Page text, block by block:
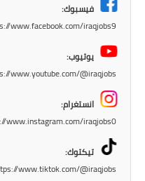
فيسبوك:
www.facebook.com/iraqjobs9
يوتيوب:
www.youtube.com/@iraqjobs
انستغرام:
www.instagram.com/iraqjobs0/
تيكتوك:
www.tiktok.com/@iraqjobs